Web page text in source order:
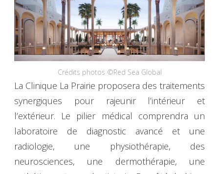
Crédits photos ©Red Sea Global
La Clinique La Prairie proposera des traitements
synergiques pour rajeunir l’intérieur et
l’extérieur. Le pilier médical comprendra un
laboratoire de diagnostic avancé et une
radiologie, une physiothérapie, des
neurosciences, une dermothérapie, une